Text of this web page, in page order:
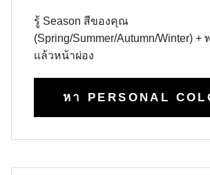
รู้ Season สีของคุณ
(Spring/Summer/Autumn/Winter) +
แล้วหน้าผ่อง
หา PERSONAL